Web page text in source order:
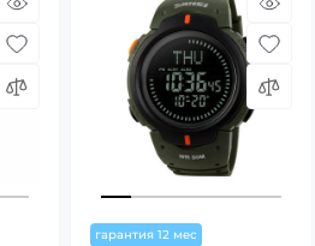
гарантия 12 мес